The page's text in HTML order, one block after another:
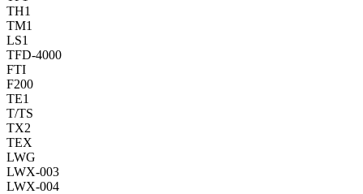
TH1
TM1
LS1
TFD-4000
FTI
F200
TE1
T/TS
TX2
TEX
LWG
LWX-003
LWX-004